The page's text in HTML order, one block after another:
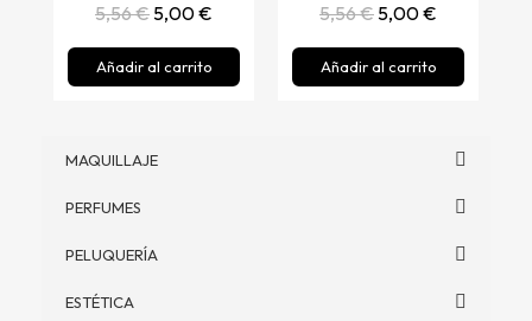
MAQUILLAJE
PERFUMES
PELUQUERÍA
ESTÉTICA
5,56 € 5,00 €
Añadir al carrito
5,56 € 5,00 €
Añadir al carrito